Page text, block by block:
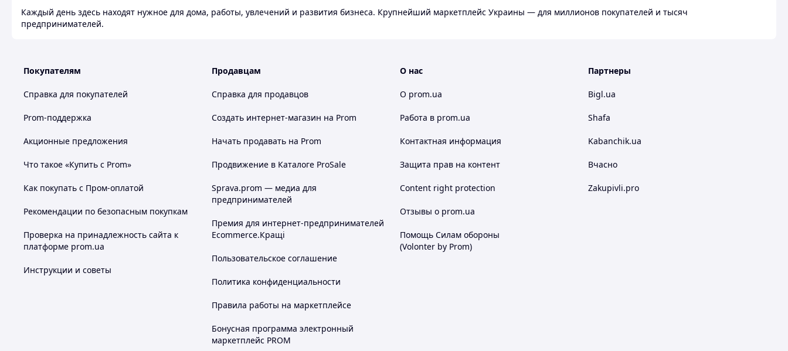
Каждый день здесь находят нужное для дома, работы, увлечений и развития бизнеса. Крупнейший маркетплейс Украины — для миллионов покупателей и тысяч
предпринимателей.
Покупателям
Справка для покупателей
Prom-поддержка
Акционные предложения
Что такое «Купить с Prom»
Как покупать с Пром-оплатой
Рекомендации по безопасным покупкам
Проверка на принадлежность сайта к
платформе prom.ua
Инструкции и советы
Продавцам
Справка для продавцов
Создать интернет-магазин на Prom
Начать продавать на Prom
Продвижение в Каталоге ProSale
Sprava.prom — медиа для
предпринимателей
Премия для интернет-предпринимателей
Ecommerce.Кращі
Пользовательское соглашение
Политика конфиденциальности
Правила работы на маркетплейсе
Бонусная программа электронный
маркетплейс PROM
О нас
О prom.ua
Работа в prom.ua
Контактная информация
Защита прав на контент
Content right protection
Отзывы о prom.ua
Помощь Силам обороны
(Volonter by Prom)
Партнеры
Bigl.ua
Shafa
Kabanchik.ua
Вчасно
Zakupivli.pro